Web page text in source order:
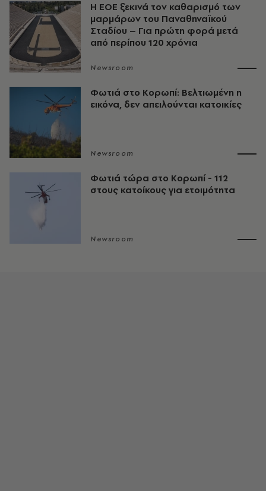
Η ΕΟΕ ξεκινά τον καθαρισμό των
μαρμάρων του Παναθηναϊκού
Σταδίου – Για πρώτη φορά μετά
από περίπου 120 χρόνια
Newsroom
Φωτιά στο Κορωπί: Βελτιωμένη η
εικόνα, δεν απειλούνται κατοικίες
Newsroom
Φωτιά τώρα στο Κορωπί - 112
στους κατοίκους για ετοιμότητα
Newsroom